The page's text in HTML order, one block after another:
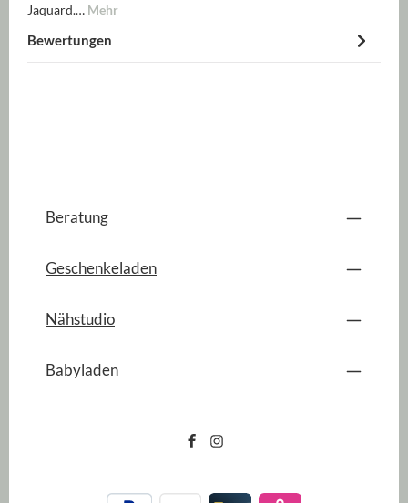
Jaquard.… Mehr
Bewertungen
Beratung
Geschenkeladen
Nähstudio
Babyladen